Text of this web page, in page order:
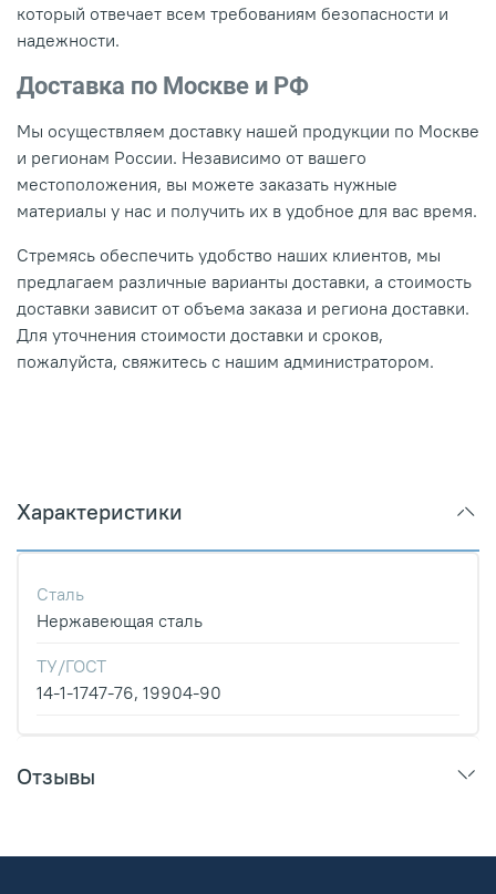
который отвечает всем требованиям безопасности и
надежности.
Доставка по Москве и РФ
Мы осуществляем доставку нашей продукции по Москве
и регионам России. Независимо от вашего
местоположения, вы можете заказать нужные
материалы у нас и получить их в удобное для вас время.
Стремясь обеспечить удобство наших клиентов, мы
предлагаем различные варианты доставки, а стоимость
доставки зависит от объема заказа и региона доставки.
Для уточнения стоимости доставки и сроков,
пожалуйста, свяжитесь с нашим администратором.
Характеристики
Сталь
Нержавеющая сталь
ТУ/ГОСТ
14-1-1747-76, 19904-90
Отзывы